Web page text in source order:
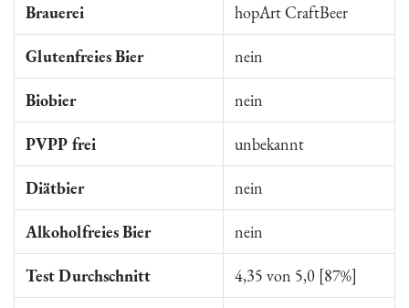
Brauerei hopArt CraftBeer
Glutenfreies Bier nein
Biobier nein
PVPP frei unbekannt
Diätbier nein
Alkoholfreies Bier nein
Test Durchschnitt 4,35 von 5,0 [87%]